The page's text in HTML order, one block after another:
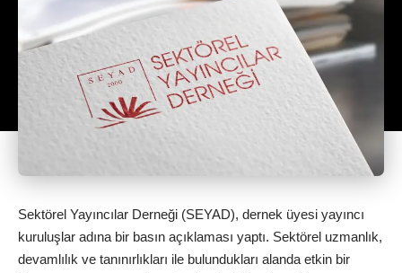
Sektörel Yayıncılar Derneği (SEYAD), dernek üyesi yayıncı
kuruluşlar adına bir basın açıklaması yaptı. Sektörel uzmanlık,
devamlılık ve tanınırlıkları ile bulundukları alanda etkin bir